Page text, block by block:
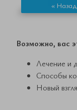
« Назад
Возможно, вас
Лечение и
Способы
Новый